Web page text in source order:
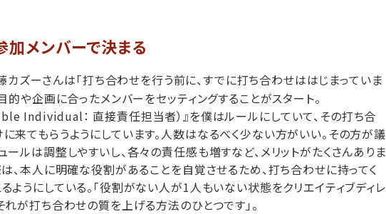
メンバーで決まる
ズーさんは「打ち合わせを行う前に、すでに打ち合わせははじまっていま
的や企画に合ったメンバーをセッティングすることがスタート。
Individual： 直接責任担当者）』を僕はルールにしていて、その打ち合
来てもらうようにしています。人数はなるべく少ない方がいい。その方が議
ールは調整しやすいし、各々の責任感も増すなど、メリットがたくさんありま
は、本人に明確な役割があることを自覚させるため、打ち合わせに持ってく
ようにしている。「役割がない人が1人もいない状態をクリエイティブディレ
れが打ち合わせの質を上げる方法のひとつです」。